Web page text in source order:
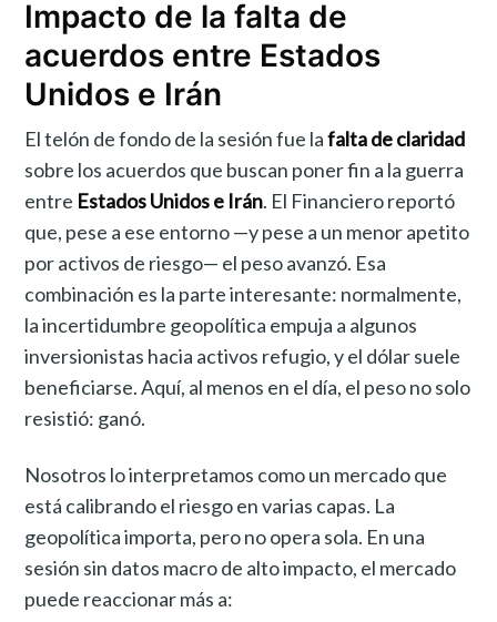
Impacto de la falta de
acuerdos entre Estados
Unidos e Irán
El telón de fondo de la sesión fue lafalta de claridad
sobre los acuerdos que buscan poner fin a la guerra
entre Estados Unidos e Irán. El Financiero reportó
que, pese a ese entorno —y pese a un menor apetito
por activos de riesgo— el peso avanzó. Esa
combinación es la parte interesante: normalmente,
la incertidumbre geopolítica empuja a algunos
inversionistas hacia activos refugio, y el dólar suele
beneficiarse. Aquí, al menos en el día, el peso no solo
resistió: ganó.
Nosotros lo interpretamos como un mercado que
está calibrando el riesgo en varias capas. La
geopolítica importa, pero no opera sola. En una
sesión sin datos macro de alto impacto, el mercado
puede reaccionar más a: